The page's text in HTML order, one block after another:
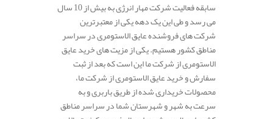
سابقه فعالیت شرکت مهار انرژی به بیش از 10 سال
می رسد و طی این یک دهه یکی از معتبرترین
شرکت های فروشنده عایق الاستومری در سراسر
مناطق کشور هستیم. یکی از مزیت های خرید عایق
الاستومری از شرکت ما این است که بعد از ثبت
سفارش و خرید عایق الاستومری از شرکت ما،
محصولات خریداری شده از طریق باربری و به
سرعت به شهر و شهرستان شما در سراسر مناطق